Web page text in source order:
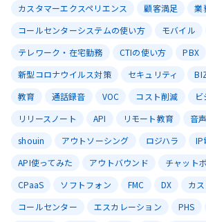
カスタマーエクスペリエンス
顧客満足 業
コールセンターシステムの使い方
モバイル
テレワーク・在宅勤務
CTIの使い方
PBX
新型コロナウイルス対策
セキュリティ
教育
通話録音 VOC コスト削減
リリースノート
API リモート教育 音
shouin
アウトソーシング ロジハラ IP
API使ってみた
アウトバウンド チャット
CPaaS
ソフトフォン FMC DX
カ
コールセンター
エスカレーション PHS